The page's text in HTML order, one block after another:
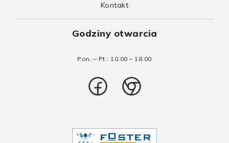
Kontakt
Godziny otwarcia
Pon. – Pt.: 10.00 – 18.00